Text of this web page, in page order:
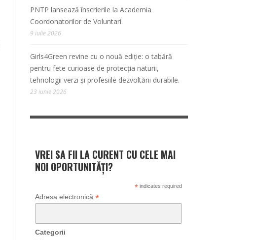
PNTP lansează înscrierile la Academia
Coordonatorilor de Voluntari.
9 iulie 2026
Girls4Green revine cu o nouă ediție: o tabără
pentru fete curioase de protecția naturii,
tehnologii verzi și profesiile dezvoltării durabile.
23 iunie 2026
VREI SA FII LA CURENT CU CELE MAI
NOI OPORTUNITĂȚI?
*indicates required
Adresa electronică *
Categorii